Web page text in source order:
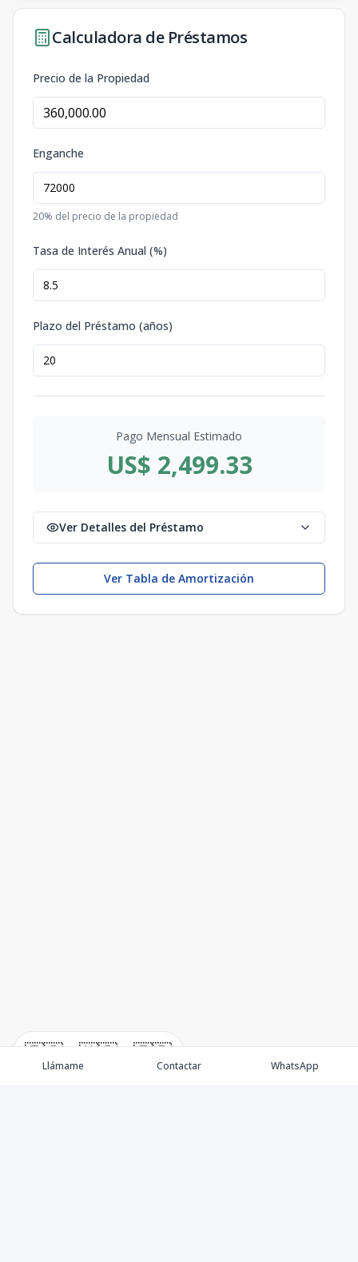
🇪🇸 🇺🇸 🇫🇷
Calculadora de Préstamos
Precio de la Propiedad
Enganche
20% del precio de la propiedad
Tasa de Interés Anual (%)
Plazo del Préstamo (años)
Pago Mensual Estimado
US$ 2,499.33
Ver Detalles del Préstamo
Ver Tabla de Amortización
Llámame Contactar WhatsApp